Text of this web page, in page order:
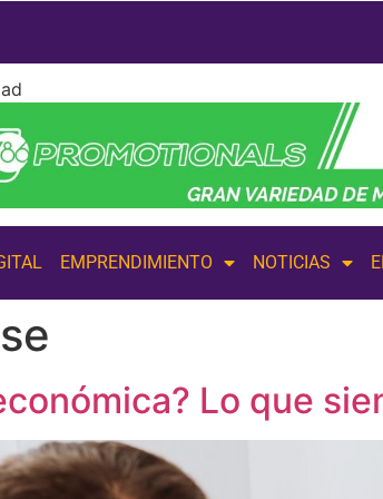
EMPRENDIMIENTO NOTICIAS
Lo que